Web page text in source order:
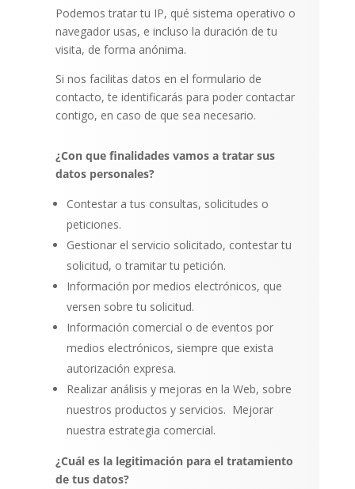
Podemos tratar tu IP, qué sistema operativo o
navegador usas, e incluso la duración de tu
visita, de forma anónima.
Si nos facilitas datos en el formulario de
contacto, te identificarás para poder contactar
contigo, en caso de que sea necesario.
¿Con que finalidades vamos a tratar sus
datos personales?
Contestar a tus consultas, solicitudes o
peticiones.
Gestionar el servicio solicitado, contestar tu
solicitud, o tramitar tu petición.
Información por medios electrónicos, que
versen sobre tu solicitud.
Información comercial o de eventos por
medios electrónicos, siempre que exista
autorización expresa.
Realizar análisis y mejoras en la Web, sobre
nuestros productos y servicios. Mejorar
nuestra estrategia comercial.
¿Cuál es la legitimación para el tratamiento
de tus datos?